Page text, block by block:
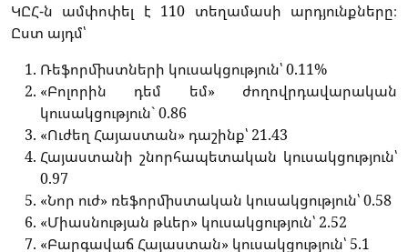
ԿԸՀ-ն ամփոփել է 110 տեղամասի արդյունքները։
Ըստ այդմ՝
Ռեֆորմիստների կուսակցություն՝ 0.11%
«Բոլորին դեմ եմ» ժողովրդավարական
կուսակցություն` 0.86
«Ուժեղ Հայաստան» դաշինք՝ 21.43
Հայաստանի շնորհապետական կուսակցություն՝
0.97
«Նոր ուժ» ռեֆորմիստական կուսակցություն՝ 0.58
«Միասնության թևեր» կուսակցություն՝ 2.52
«Բարգավաճ Հայաստան» կուսակցություն՝ 5.1